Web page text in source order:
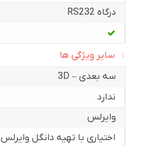
درگاه RS232
سایر ویژگی ها
سه بعدی – 3D
ندارد
وایرلس
اختیاری با تهیه دانگل وایرلس